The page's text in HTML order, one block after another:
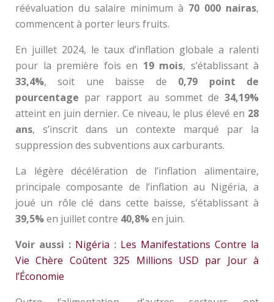
réévaluation du salaire minimum à 70 000 nairas,
commencent à porter leurs fruits.
En juillet 2024, le taux d’inflation globale a ralenti
pour la première fois en 19 mois, s’établissant à
33,4%, soit une baisse de 0,79 point de
pourcentage par rapport au sommet de 34,19%
atteint en juin dernier. Ce niveau, le plus élevé en 28
ans, s’inscrit dans un contexte marqué par la
suppression des subventions aux carburants.
La légère décélération de l’inflation alimentaire,
principale composante de l’inflation au Nigéria, a
joué un rôle clé dans cette baisse, s’établissant à
39,5%en juillet contre 40,8%en juin.
Voir aussi : Nigéria : Les Manifestations Contre la
Vie Chère Coûtent 325 Millions USD par Jour à
l’Économie